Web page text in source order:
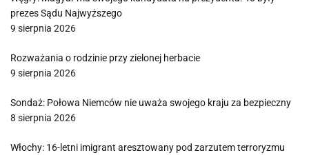
prezes Sądu Najwyższego
9 sierpnia 2026
Rozważania o rodzinie przy zielonej herbacie
9 sierpnia 2026
Sondaż: Połowa Niemców nie uważa swojego kraju za bezpieczny
8 sierpnia 2026
Włochy: 16-letni imigrant aresztowany pod zarzutem terroryzmu